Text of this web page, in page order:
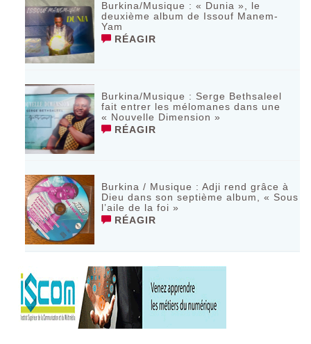
Burkina/Musique : « Dunia », le
deuxième album de Issouf Manem-
Yam
RÉAGIR
Burkina/Musique : Serge Bethsaleel
fait entrer les mélomanes dans une
« Nouvelle Dimension »
RÉAGIR
Burkina / Musique : Adji rend grâce à
Dieu dans son septième album, « Sous
l’aile de la foi »
RÉAGIR